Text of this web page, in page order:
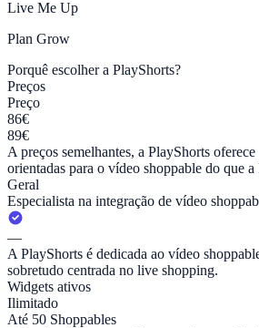
Live Me Up
Plan Grow
Porquê escolher a PlayShorts?
Preços
Preço
86€
89€
A preços semelhantes, a PlayShorts
orientadas para o vídeo shoppable do que
Geral
Especialista na integração de vídeo
—
A PlayShorts é dedicada ao vídeo
sobretudo centrada no live shopping.
Widgets ativos
Ilimitado
Até 50 Shoppables